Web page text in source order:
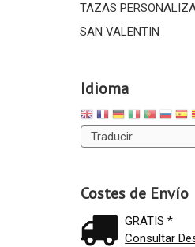
TAZAS
SAN VALENTIN
Idioma
Costes de Envío
GRATIS *
Consultar